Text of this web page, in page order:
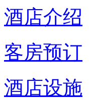
酒店介绍
客房预订
酒店设施